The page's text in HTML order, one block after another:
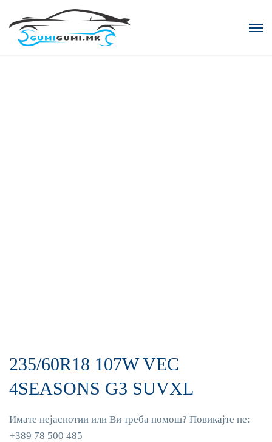
235/60R18 107W VEC
4SEASONS G3 SUVXL
Имате нејаснотии или Ви треба помош? Повикајте не:
+389 78 500 485